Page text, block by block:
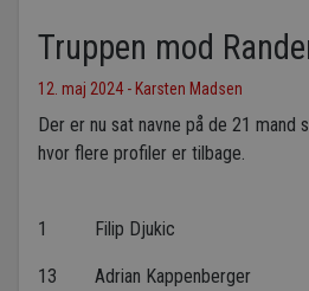
Truppen mod
12. maj 2024 - Karsten Madsen
Der er nu sat navne på de 21 mand
hvor flere profiler er tilbage.
1 Filip Djukic
13 Adrian Kappenberger